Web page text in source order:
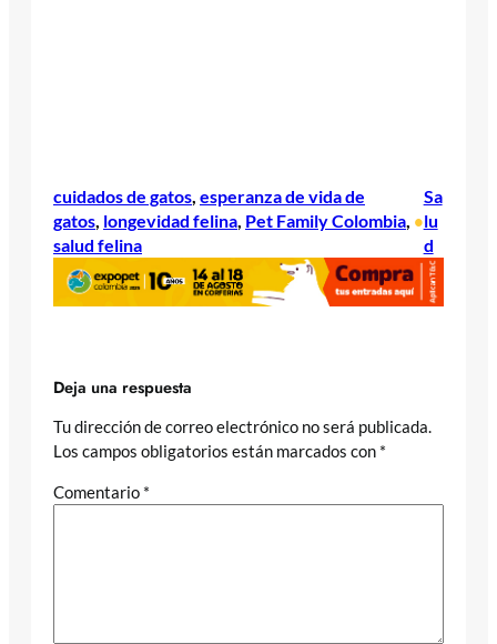
cuidados de gatos esperanza de vida de
gatos longevidad felina Pet Family Colombia
salud felina
•
Sa
lu
d
Deja una respuesta
Tu dirección de correo electrónico no será publicada.
Los campos obligatorios están marcados con *
Comentario *